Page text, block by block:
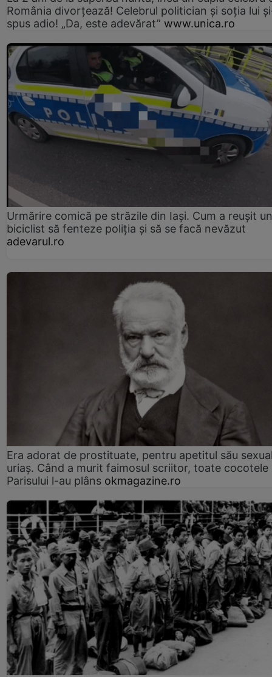
România divorțează! Celebrul politician și soția lui
spus adio! „Da, este adevărat” www.unica.ro
Urmărire comică pe străzile din Iași. Cum a reușit un
biciclist să fenteze poliția și să se facă nevăzut
adevarul.ro
Era adorat de prostituate, pentru apetitul său
uriaș. Când a murit faimosul scriitor, toate cocotele
Parisului l-au plâns okmagazine.ro